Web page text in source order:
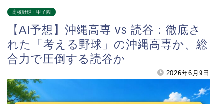
高校野球・甲子園
【AI予想】沖縄高専 vs 読谷：徹底さ
れた「考える野球」の沖縄高専か、総
合力で圧倒する読谷か
2026年6月9日